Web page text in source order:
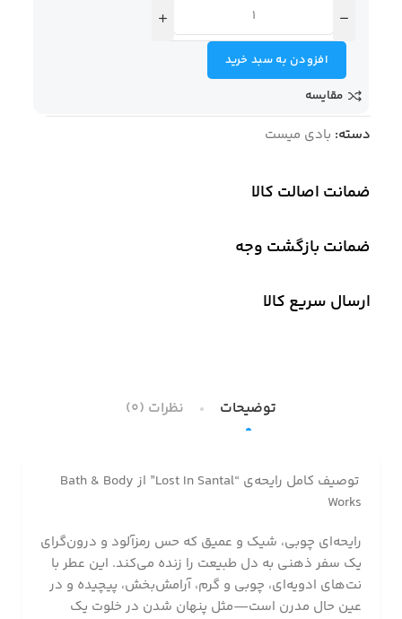
افزودن به سبد خرید
مقایسه
دسته: بادی میست
ضمانت اصالت کالا
ضمانت بازگشت وجه
ارسال سریع کالا
توضیحات نظرات (0)
توصیف کامل رایحه‌ی “Lost In Santal” از Bath & Body
Works
رایحه‌ای چوبی، شیک و عمیق که حس رمزآلود و درون‌گرای
یک سفر ذهنی به دل طبیعت را زنده می‌کند. این عطر با
نت‌های ادویه‌ای، چوبی و گرم، آرامش‌بخش، پیچیده و در
عین حال مدرن است—مثل پنهان شدن در خلوت یک